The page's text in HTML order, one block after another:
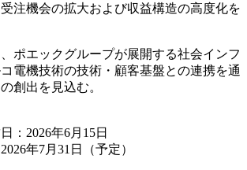
注機会の拡大および収益構造の高度化を
ポエックグループが展開する社会インフ
電機技術の技術・顧客基盤との連携を通
創出を見込む。
：2026年6月15日
年7月31日（予定）